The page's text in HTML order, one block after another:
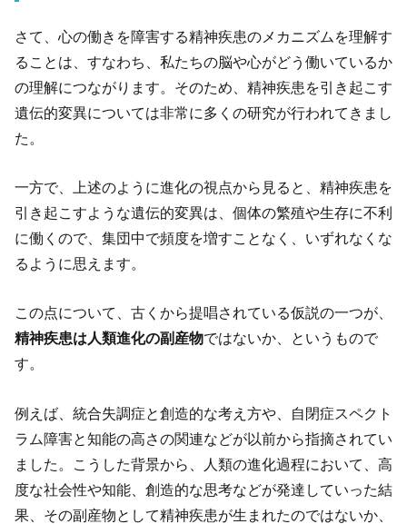
さて、心の働きを障害する精神疾患のメカニズムを理解す
ることは、すなわち、私たちの脳や心がどう働いているか
の理解につながります。そのため、精神疾患を引き起こす
遺伝的変異については非常に多くの研究が行われてきまし
た。
一方で、上述のように進化の視点から見ると、精神疾患を
引き起こすような遺伝的変異は、個体の繁殖や生存に不利
に働くので、集団中で頻度を増すことなく、いずれなくな
るように思えます。
この点について、古くから提唱されている仮説の一つが、
精神疾患は人類進化の副産物ではないか、というもので
す。
例えば、統合失調症と創造的な考え方や、自閉症スペクト
ラム障害と知能の高さの関連などが以前から指摘されてい
ました。こうした背景から、人類の進化過程において、高
度な社会性や知能、創造的な思考などが発達していった結
果、その副産物として精神疾患が生まれたのではないか、